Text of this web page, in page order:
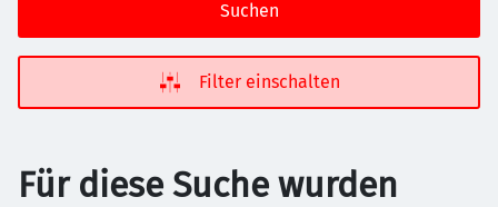
Suchen
Filter einschalten
Für diese Suche wurden